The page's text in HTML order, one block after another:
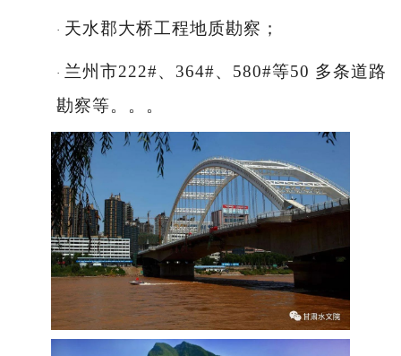
· 天水郡大桥工程地质勘察；
· 兰州市222#、364#、580#等50 多条道路
勘察等。。。